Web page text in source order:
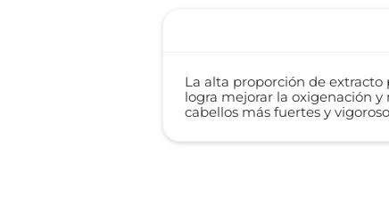
La alta proporción de
logra mejorar la oxigenación
cabellos más fuertes y